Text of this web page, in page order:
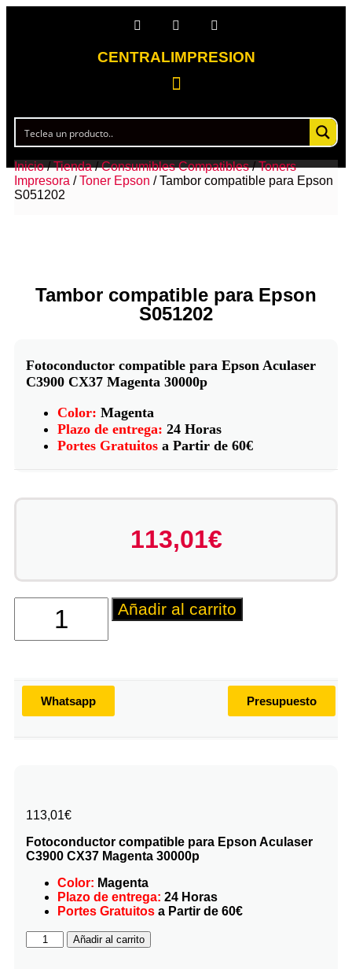
CENTRALIMPRESION
Inicio/Tienda/Consumibles Compatibles/Toners
Impresora /Toner Epson / Tambor compatible para Epson
S051202
Tambor compatible para Epson
S051202
Fotoconductor compatible para Epson Aculaser
C3900 CX37 Magenta 30000p
Color: Magenta
Plazo de entrega: 24 Horas
Portes Gratuitos a Partir de 60€
113,01€
Añadir al carrito
Whatsapp Presupuesto
113,01€
Fotoconductor compatible para Epson Aculaser
C3900 CX37 Magenta 30000p
Color: Magenta
Plazo de entrega: 24 Horas
Portes Gratuitos a Partir de 60€
Añadir al carrito